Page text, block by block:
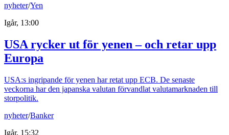
nyheter/Yen
Igår, 13:00
USA rycker ut för yenen – och retar upp
Europa
USA:s ingripande för yenen har retat upp ECB. De senaste
veckorna har den japanska valutan förvandlat valutamarknaden till
storpolitik.
nyheter/Banker
Igår, 15:32